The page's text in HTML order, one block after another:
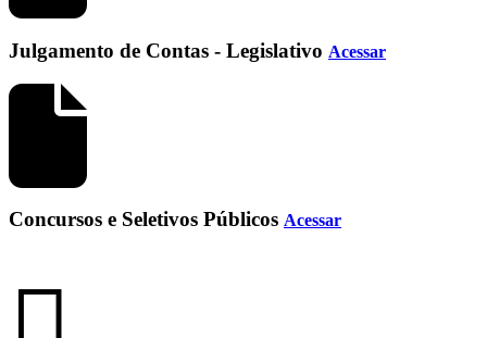
Julgamento de Contas - Legislativo Acessar
Concursos e Seletivos Públicos Acessar